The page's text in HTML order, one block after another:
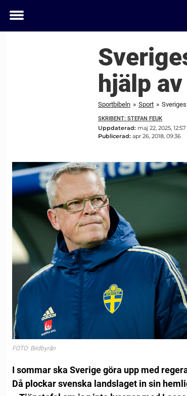
Toggle
hjälp
Sportbibeln » Sport »
SKRIBENT: STEFAN FEUK
Uppdaterad: maj 22, 2025, 12:57
Publicerad: apr 26, 2018, 09:36
FOTO: Bildbyrån
I sommar ska Sverige göra upp med
Då plockar svenska landslaget in sin